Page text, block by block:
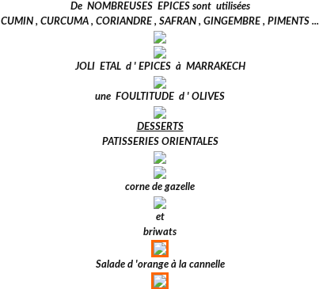
De NOMBREUSES EPICES sont utilisées
CUMIN , CURCUMA , CORIANDRE , SAFRAN , GINGEMBRE , PIMENTS ...
JOLI ETAL d ' EPICES à MARRAKECH
une FOULTITUDE d ' OLIVES
DESSERTS
PATISSERIES ORIENTALES
corne de gazelle
et
briwats
Salade d 'orange à la cannelle